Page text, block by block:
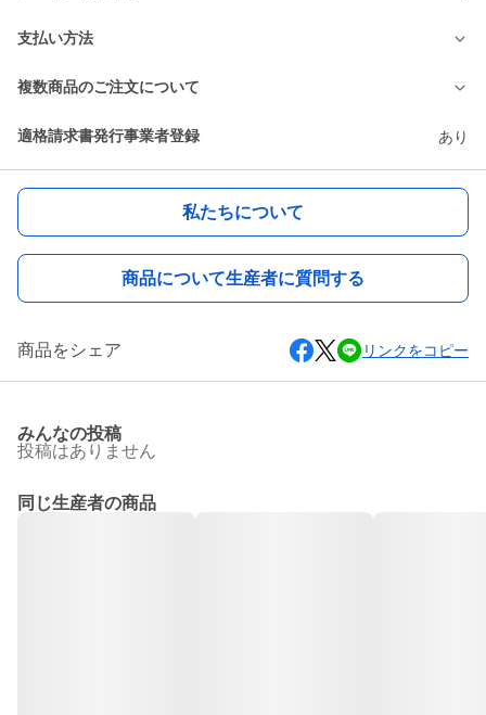
支払い方法
複数商品のご注文について
適格請求書発行事業者登録 あり
私たちについて
商品について生産者に質問する
商品をシェア リンクをコピー
みんなの投稿
投稿はありません
同じ生産者の商品